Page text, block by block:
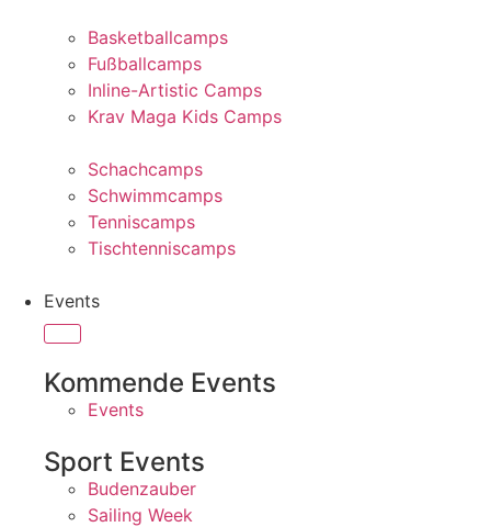
Basketballcamps
Fußballcamps
Inline-Artistic Camps
Krav Maga Kids Camps
Schachcamps
Schwimmcamps
Tenniscamps
Tischtenniscamps
Events
Kommende Events
Events
Sport Events
Budenzauber
Sailing Week